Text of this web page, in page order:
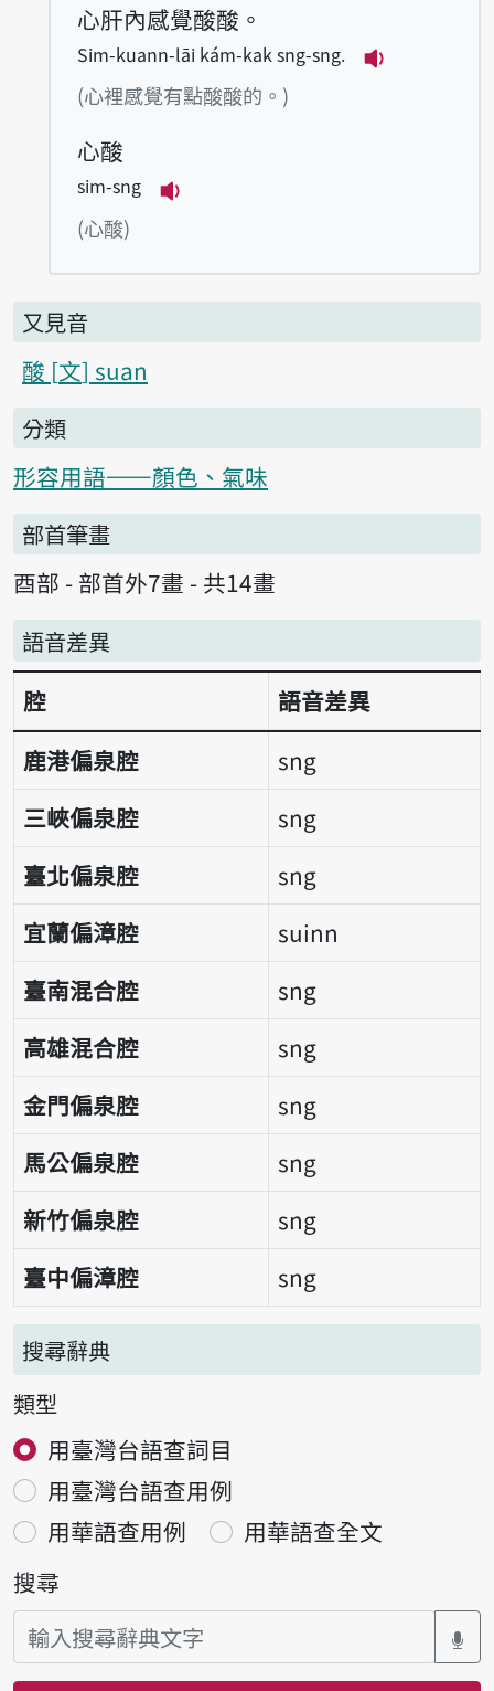
心肝內感覺酸酸。
Sim-kuann-lāi kám-kak sng-sng.
(心裡感覺有點酸酸的。)
心酸
sim-sng
(心酸)
又見音
酸 文 suan
分類
形容用語——顏色、氣味
部首筆畫
酉部 - 部首外7畫 - 共14畫
語音差異
語音差異表
腔
語音差異
鹿港偏泉腔
sng
三峽偏泉腔
sng
臺北偏泉腔
sng
宜蘭偏漳腔
suinn
臺南混合腔
sng
高雄混合腔
sng
金門偏泉腔
sng
馬公偏泉腔
sng
新竹偏泉腔
sng
臺中偏漳腔
sng
搜尋辭典
類型
用臺灣台語查詞目
用臺灣台語查用例
用華語查用例
用華語查全文
搜尋